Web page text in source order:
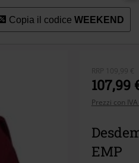
-
Abbigliamento
Copia il codice WEEKEND
RRP 109,99 €
107,99
Prezzi con
EMP